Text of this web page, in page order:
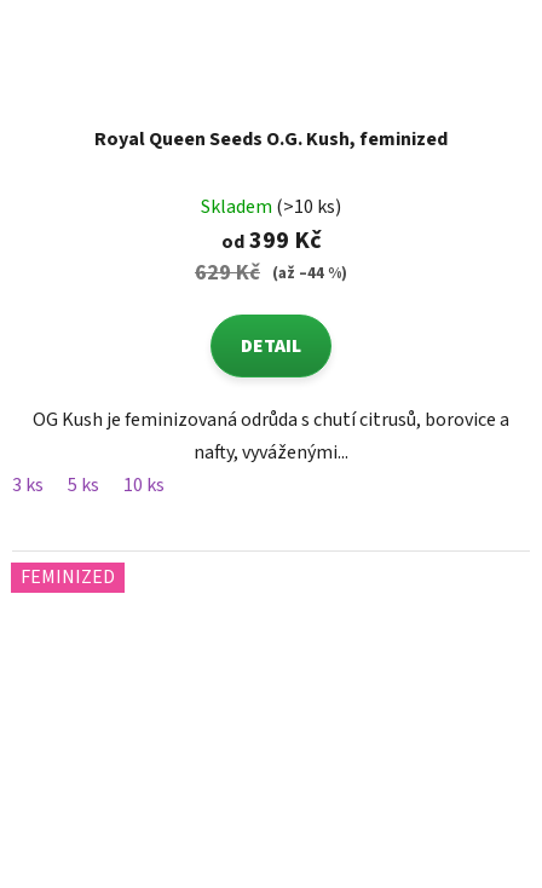
Royal Queen Seeds O.G. Kush, feminized
Skladem (>10 ks)
od399 Kč
629 Kč (až –44 %)
DETAIL
OG Kush je feminizovaná odrůda s chutí citrusů, borovice a
nafty, vyváženými...
3 ks
5 ks 10 ks
FEMINIZED